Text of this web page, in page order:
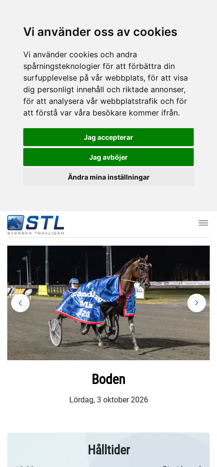
Vi använder oss av cookies
Vi använder cookies och andra
spårningsteknologier för att förbättra din
surfupplevelse på vår webbplats, för att visa
dig personligt innehåll och riktade annonser,
för att analysera vår webbplatstrafik och för
att förstå var våra besökare kommer ifrån.
Jag accepterar
Jag avböjer
Ändra mina inställningar
Boden
Lördag, 3 oktober 2026
Hålltider